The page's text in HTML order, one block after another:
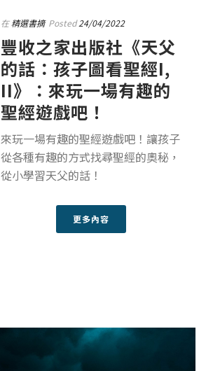
在精選書摘 Posted 24/04/2022
豐收之家出版社《天父
的話：孩子圖看聖經I,
II》：來玩一場有趣的
聖經遊戲吧！
來玩一場有趣的聖經遊戲吧！讓孩子
從各種有趣的方式找尋聖經的奧秘，
從小學習天父的話！
更多內容